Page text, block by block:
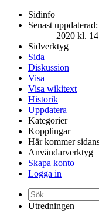
Sidinfo
Senast uppdaterad:
2020 kl.
Sidverktyg
Sida
Diskussion
Visa
Visa wikitext
Historik
Uppdatera
Kategorier
Kopplingar
Här kommer
Användarverktyg
Skapa konto
Logga in
Utredningen